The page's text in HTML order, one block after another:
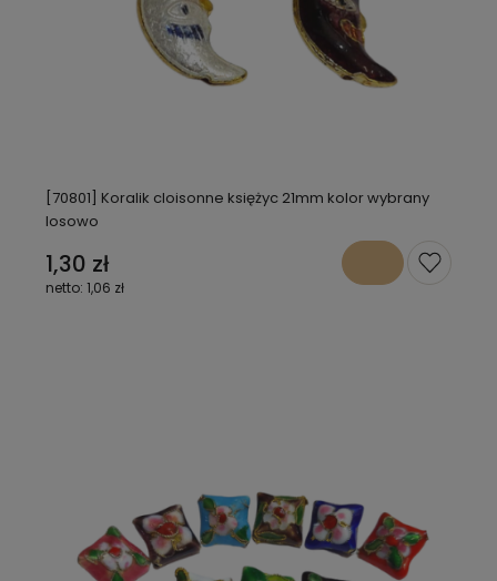
[70801] Koralik cloisonne księżyc 21mm kolor wybrany
losowo
1,30 zł
1,06 zł